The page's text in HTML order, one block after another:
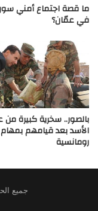
ما قصة اجتماع أمني
في عمّان؟
بالصور.. سخرية كبيرة من
الأسد بعد قيامهم بمهام
رومانسية
جميع